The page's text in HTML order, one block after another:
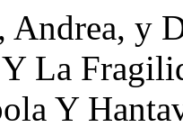
y
La
Y